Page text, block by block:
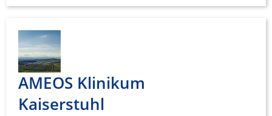
AMEOS Klinikum
Kaiserstuhl